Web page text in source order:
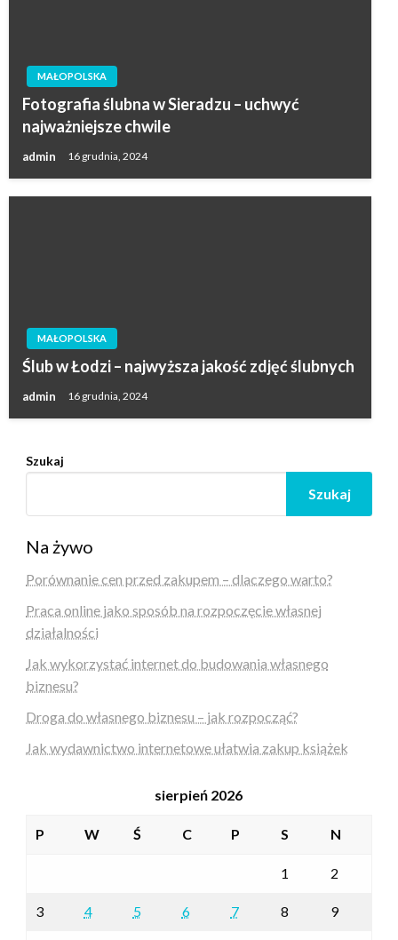
MAŁOPOLSKA
Fotografia ślubna w Sieradzu – uchwyć
najważniejsze chwile
admin 16 grudnia, 2024
MAŁOPOLSKA
Ślub w Łodzi – najwyższa jakość zdjęć ślubnych
admin 16 grudnia, 2024
Szukaj
Szukaj
Na żywo
Porównanie cen przed zakupem – dlaczego warto?
Praca online jako sposób na rozpoczęcie własnej
działalności
Jak wykorzystać internet do budowania własnego
biznesu?
Droga do własnego biznesu – jak rozpocząć?
Jak wydawnictwo internetowe ułatwia zakup książek
sierpień 2026
P W Ś C P S N
1 2
3 4 5 6 7 8 9